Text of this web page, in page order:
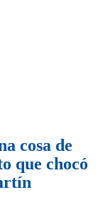
cosa de
que chocó